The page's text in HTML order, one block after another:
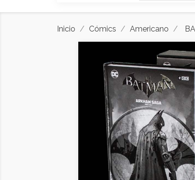
Inicio Cómics Americano